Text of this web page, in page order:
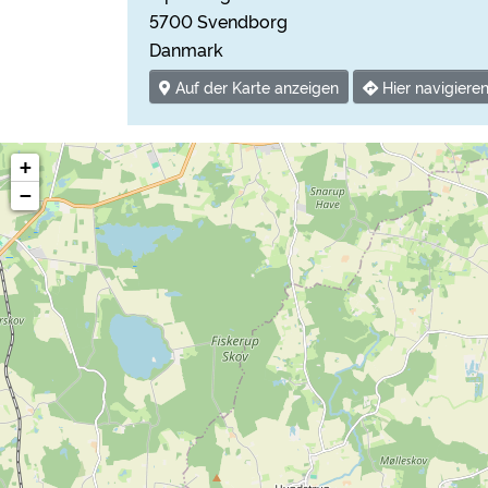
5700 Svendborg
Danmark
Auf der Karte anzeigen Hier navigieren
+
−